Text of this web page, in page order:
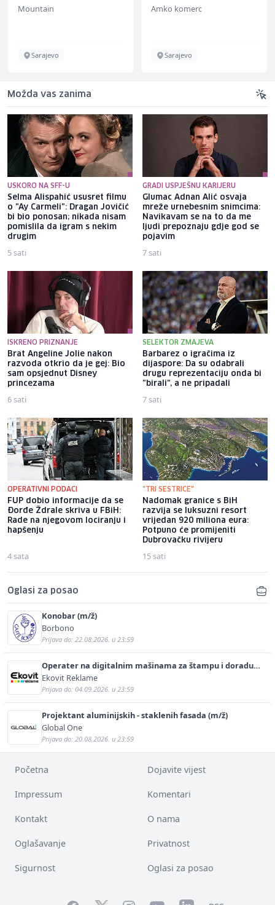
Mountain
Sarajevo
Amko komerc
Sarajevo
Možda vas zanima
USKORO NA SFF-U
Selma Alispahić ususret filmu
o "Ay Carmeli": Dragan Jovičić
bi bio ponosan; nikada nisam
pomislila da igram s nekim
drugim
5 sati
GRADI USPJEŠNU KARIJERU
Glumac Adnan Alić osvaja
mreže urnebesnim snimcima:
Navikavam se na to da me
ljudi prepoznaju gdje god se
pojavim
7 sati
ISKRENO PRIZNANJE
Brat Angeline Jolie nakon
razvoda otkrio da je gej: Bio
sam opsjednut Disney
princezama
6 sati
SELEKTOR ZMAJEVA
Barbarez o igračima iz
dijaspore: Da su odabrali
drugu reprezentaciju onda bi
"birali", a ne pripadali
7 sati
OPERATIVNI PODACI
FUP dobio informacije da se
Đorđe Ždrale skriva u FBiH:
Rade na njegovom lociranju i
hapšenju
4 sata
"TRI SESTRICE"
Nadomak granice s BiH
razvija se luksuzni resort
vrijedan 920 miliona eura:
Potpuno će promijeniti
Dubrovačku rivijeru
15 sati
Oglasi za posao
Konobar (m/ž)
Borbono
Prijava do: 22.08.2026. u 23:59
Operater na digitalnim mašinama za štampu i doradu
(m/ž)
Ekovit Reklame
Prijava do: 04.09.2026. u 23:59
Projektant aluminijskih - staklenih fasada (m/ž)
Global One
Prijava do: 20.08.2026. u 23:59
Početna Dojavite vijest
Impressum Komentari
Kontakt O nama
Oglašavanje Privatnost
Sigurnost Oglasi za posao